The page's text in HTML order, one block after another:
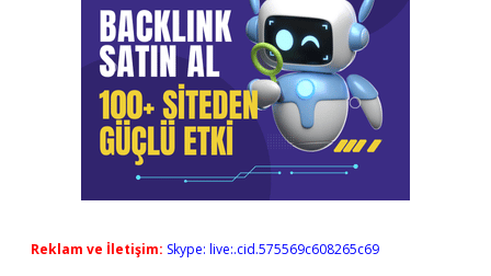
Reklam ve İletişim: Skype: live:.cid.575569c608265c69